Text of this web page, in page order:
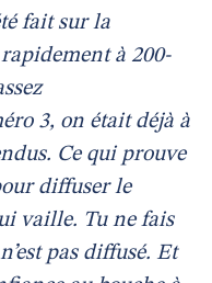
fait sur la
à 200-
3, on était déjà à
Ce qui prouve
diffuser le
vaille. Tu ne fais
pas diffusé. Et